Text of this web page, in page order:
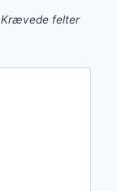
Krævede felter